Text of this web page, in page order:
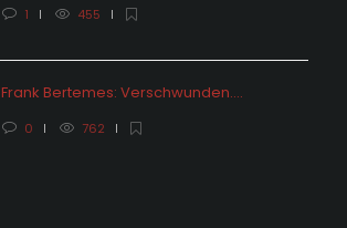
1 455
Frank Bertemes: Verschwunden….
0 762